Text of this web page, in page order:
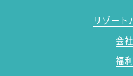
リゾート
会
福